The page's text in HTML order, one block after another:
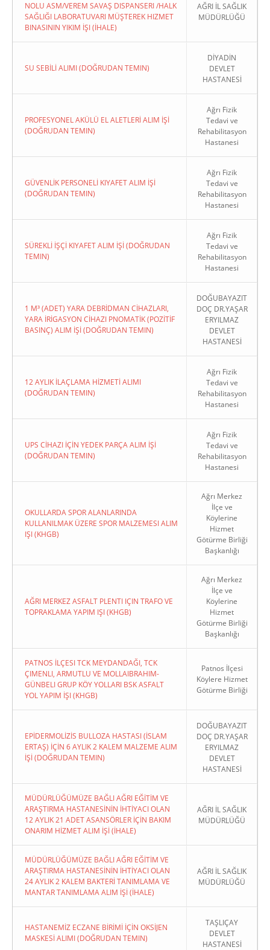
NOLU ASM/VEREM SAVAŞ DISPANSERI /HALK
SAĞLIĞI LABORATUVARI MÜŞTEREK HIZMET
BINASININ YIKIM İŞI (İHALE)
AĞRI İL SAĞLIK
MÜDÜRLÜĞÜ
SU SEBİLİ ALIMI (DOĞRUDAN TEMIN)
DİYADİN
DEVLET
HASTANESİ
PROFESYONEL AKÜLÜ EL ALETLERİ ALIM İŞİ
(DOĞRUDAN TEMIN)
Ağrı Fizik
Tedavi ve
Rehabilitasyon
Hastanesi
GÜVENLİK PERSONELİ KIYAFET ALIM İŞİ
(DOĞRUDAN TEMIN)
Ağrı Fizik
Tedavi ve
Rehabilitasyon
Hastanesi
SÜREKLİ İŞÇİ KIYAFET ALIM İŞİ (DOĞRUDAN
TEMIN)
Ağrı Fizik
Tedavi ve
Rehabilitasyon
Hastanesi
1 M³ (ADET) YARA DEBRİDMAN CİHAZLARI,
YARA İRİGASYON CİHAZI PNOMATİK (POZİTİF
BASINÇ) ALIM İŞİ (DOĞRUDAN TEMIN)
DOĞUBAYAZIT
DOÇ DR.YAŞAR
ERYILMAZ
DEVLET
HASTANESİ
12 AYLIK İLAÇLAMA HİZMETİ ALIMI
(DOĞRUDAN TEMIN)
Ağrı Fizik
Tedavi ve
Rehabilitasyon
Hastanesi
UPS CİHAZI İÇİN YEDEK PARÇA ALIM İŞİ
(DOĞRUDAN TEMIN)
Ağrı Fizik
Tedavi ve
Rehabilitasyon
Hastanesi
OKULLARDA SPOR ALANLARINDA
KULLANILMAK ÜZERE SPOR MALZEMESI ALIM
IŞI (KHGB)
Ağrı Merkez
İlçe ve
Köylerine
Hizmet
Götürme Birliği
Başkanlığı
AĞRI MERKEZ ASFALT PLENTI IÇIN TRAFO VE
TOPRAKLAMA YAPIM IŞI (KHGB)
Ağrı Merkez
İlçe ve
Köylerine
Hizmet
Götürme Birliği
Başkanlığı
PATNOS İLÇESI TCK MEYDANDAĞI, TCK
ÇIMENLI, ARMUTLU VE MOLLAIBRAHIM-
GÜNBELI GRUP KÖY YOLLARI BSK ASFALT
YOL YAPIM İŞI (KHGB)
Patnos İlçesi
Köylere Hizmet
Götürme Birliği
EPİDERMOLİZİS BULLOZA HASTASI (İSLAM
ERTAŞ) İÇİN 6 AYLIK 2 KALEM MALZEME ALIM
İŞİ (DOĞRUDAN TEMIN)
DOĞUBAYAZIT
DOÇ DR.YAŞAR
ERYILMAZ
DEVLET
HASTANESİ
MÜDÜRLÜĞÜMÜZE BAĞLI AĞRI EĞİTİM VE
ARAŞTIRMA HASTANESİNİN İHTİYACI OLAN
12 AYLIK 21 ADET ASANSÖRLER İÇİN BAKIM
ONARIM HİZMET ALIM İŞİ (İHALE)
AĞRI İL SAĞLIK
MÜDÜRLÜĞÜ
MÜDÜRLÜĞÜMÜZE BAĞLI AĞRI EĞİTİM VE
ARAŞTIRMA HASTANESİNİN İHTİYACI OLAN
24 AYLIK 2 KALEM BAKTERİ TANIMLAMA VE
MANTAR TANIMLAMA ALIM İŞİ (İHALE)
AĞRI İL SAĞLIK
MÜDÜRLÜĞÜ
HASTANEMİZ ECZANE BİRİMİ İÇİN OKSİJEN
MASKESİ ALIMI (DOĞRUDAN TEMIN)
TAŞLIÇAY
DEVLET
HASTANESİ